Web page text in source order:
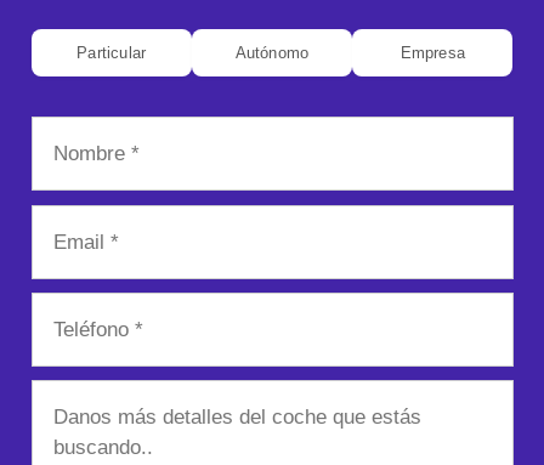
Particular Autónomo Empresa